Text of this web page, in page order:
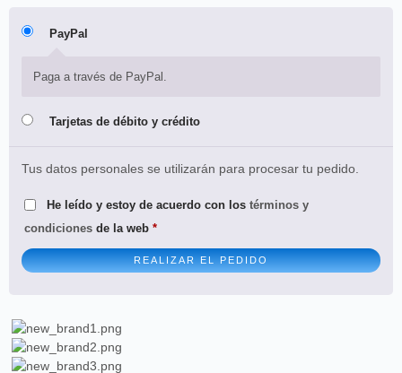
PayPal
Paga a través de PayPal.
Tarjetas de débito y crédito
Tus datos personales se utilizarán para procesar tu pedido.
He leído y estoy de acuerdo con los términos y
condiciones de la web *
REALIZAR EL PEDIDO